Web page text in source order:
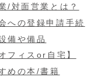
/対面営業とは？
への登録申請手続
備や備品
フィスor自宅】
めの本/書籍